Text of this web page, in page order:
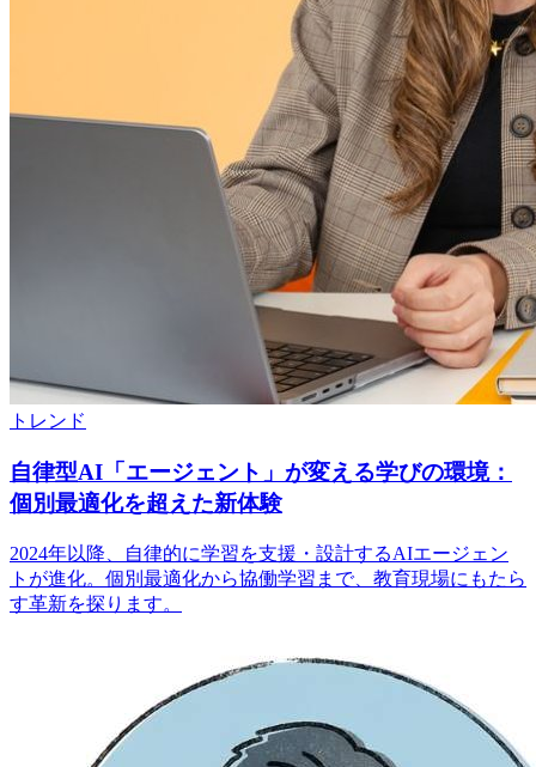
トレンド
自律型AI「エージェント」が変える学びの環境：
個別最適化を超えた新体験
2024年以降、自律的に学習を支援・設計するAIエージェン
トが進化。個別最適化から協働学習まで、教育現場にもたら
す革新を探ります。